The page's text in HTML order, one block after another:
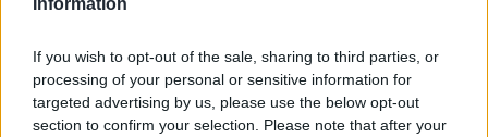
Information
If you wish to opt-out of the sale, sharing to third parties, or
processing of your personal or sensitive information for
targeted advertising by us, please use the below opt-out
section to confirm your selection. Please note that after your
Jelenlegi életedben: A modern Vándoroknak meg kell
tanulniuk, hogyan kezeljék az időt és az elterelődő
figyelmet. Fontos, hogy megtanuljanak időben elindulni